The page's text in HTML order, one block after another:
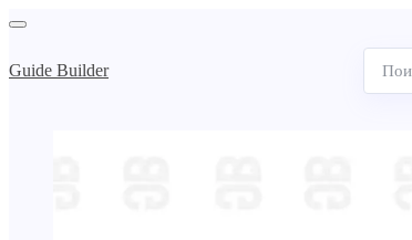
Guide Builder
Поиск
по